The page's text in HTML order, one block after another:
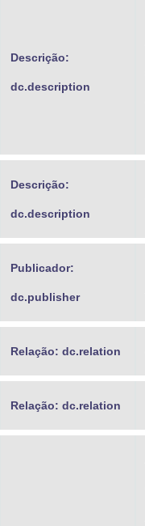
Descrição:
dc.description
Descrição:
dc.description
Publicador:
dc.publisher
Relação: dc.relation
Relação: dc.relation